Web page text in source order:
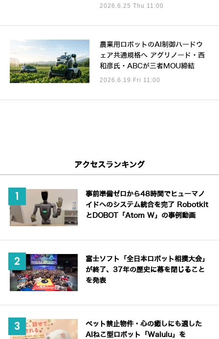
2026.6.25 Thu 11:00
農業用ロボットのAI制御ハードウ
ェア共通規格へ アグリノード・西
和彦氏・ABCが三者MOU締結
2026.6.19 Fri 11:00
アクセスランキング
事前準備ゼロから48時間でヒューマノ
イドへのシステム統合を完了 Robotkit
とDOBOT「Atom W」の事例動画
富士ソフト「全日本ロボット相撲大会」
が終了、37年の歴史に幕を閉じること
を発表
ペット禁止物件・心の癒しにも適した
AIねこ型ロボット「Walulu」を